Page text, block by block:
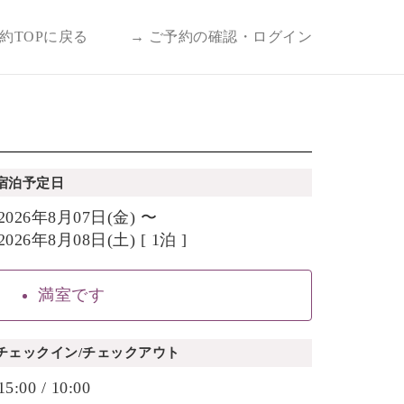
TOPに戻る → ご予約の確認・ログイン
泊予定日
年8月07日(金) 〜
年8月08日(土) [ 1泊 ]
満室です
ェックイン/チェックアウト
/ 10:00